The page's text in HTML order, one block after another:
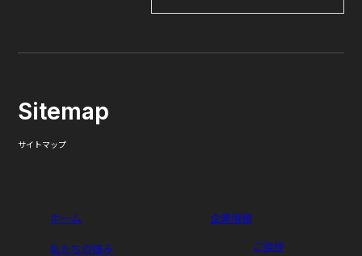
Sitemap
サイトマップ
ホーム
私たちの強み
企業情報
ご挨拶